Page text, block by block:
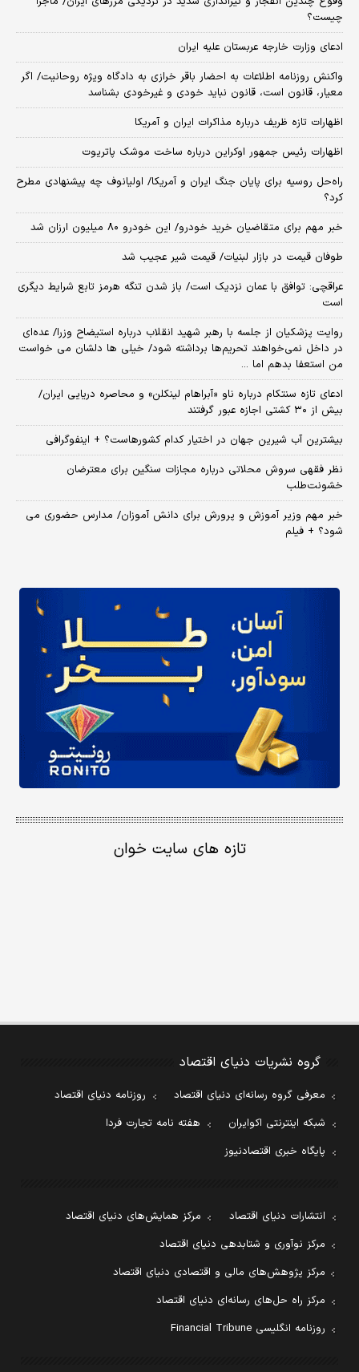
چیست؟
ادعای وزارت خارجه عربستان علیه ایران
واکنش روزنامه اطلاعات به احضار باقر خرازی به دادگاه ویژه روحانیت/ اگر
معیار، قانون است، قانون نباید خودی و غیرخودی بشناسد
اظهارات تازه ظریف درباره مذاکرات ایران و آمریکا
اظهارات رئیس جمهور اوکراین درباره ساخت موشک پاتریوت
راه‌حل روسیه برای پایان جنگ ایران و آمریکا/ اولیانوف چه پیشنهادی مطرح
کرد؟
خبر مهم برای متقاضیان خرید خودرو/ این خودرو ۸۰ میلیون ارزان شد
طوفان قیمت در بازار لبنیات/ قیمت شیر عجیب شد
عراقچی: توافق با عمان نزدیک است/ باز شدن تنگه هرمز تابع شرایط دیگری
است
روایت پزشکیان از جلسه با رهبر شهید انقلاب درباره استیضاح وزرا/ عده‌ای
در داخل نمی‌خواهند تحریم‌ها برداشته شود/ خیلی ها دلشان می خواست
من استعفا بدهم اما ...
ادعای تازه سنتکام درباره ناو «آبراهام لینکلن» و محاصره دریایی ایران/
بیش از ۳۰ کشتی اجازه عبور گرفتند
بیشترین آب شیرین جهان در اختیار کدام کشورهاست؟ + اینفوگرافی
نظر فقهی سروش محلاتی درباره مجازات سنگین برای معترضان
خشونت‌طلب
خبر مهم وزیر آموزش و پرورش برای دانش آموزان/ مدارس حضوری می
شود؟ + فیلم
تازه های سایت خوان
گروه نشریات دنیای اقتصاد
معرفی گروه رسانه‌ای دنیای اقتصاد
روزنامه دنیای اقتصاد
شبکه اینترنتی اکوایران
هفته نامه تجارت فردا
پایگاه خبری اقتصادنیوز
انتشارات دنیای اقتصاد
مرکز همایش‌های دنیای اقتصاد
مرکز نوآوری و شتابدهی دنیای اقتصاد
مرکز پژوهش‌های مالی و اقتصادی دنیای اقتصاد
مرکز راه حل‌های رسانه‌ای دنیای اقتصاد
روزنامه انگلیسی Financial Tribune